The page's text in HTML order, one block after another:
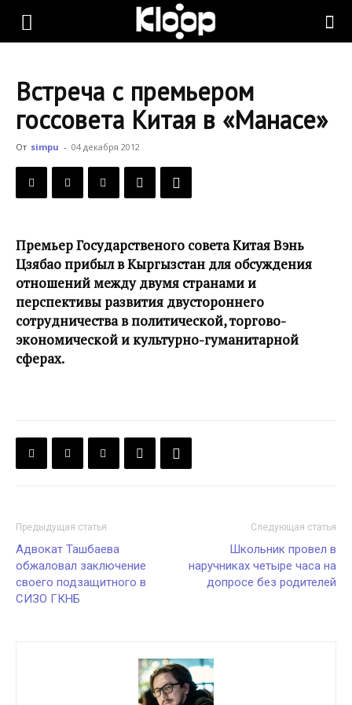
KLOOP.KG
Новости
Встреча с премьером
госсовета Китая в «Манасе»
От simpu - 04 декабря 2012
Премьер Государственого совета Китая Вэнь
Цзябао прибыл в Кыргызстан для обсуждения
отношений между двумя странами и
перспективы развития двустороннего
сотрудничества в политической, торгово-
экономической и культурно-гуманитарной
сферах.
Предыдущая статья
Адвокат Ташбаева
обжаловал заключение
своего подзащитного в
СИЗО ГКНБ
Следующая статья
Школьник провел в
наручниках четыре часа на
допросе без родителей